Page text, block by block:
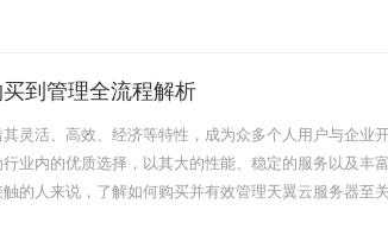
到管理全流程解析
灵活、高效、经济等特性，成为众多个人用户与企业
业内的优质选择，以其大的性能、稳定的服务以及丰
的人来说，了解如何购买并有效管理天翼云服务器至